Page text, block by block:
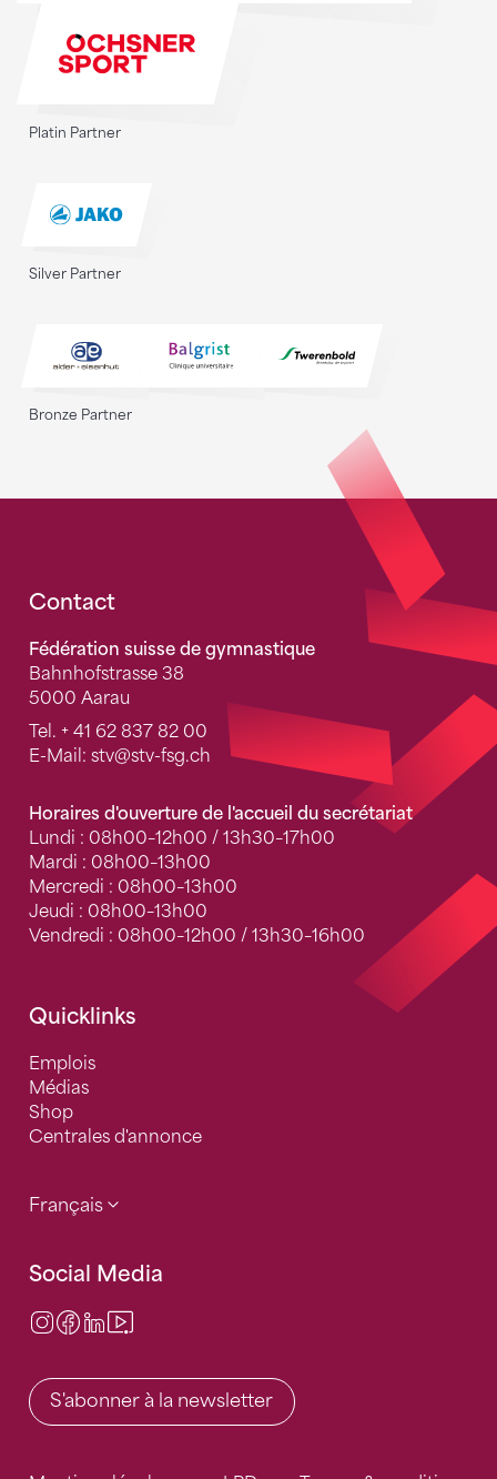
Platin Partner
Silver Partner
Bronze Partner
Fusszeile
Contact
Fédération suisse de gymnastique
Bahnhofstrasse 38
5000 Aarau
Tel. + 41 62 837 82 00
E-Mail: stv@stv-fsg.ch
Horaires d'ouverture de l'accueil du secrétariat
Lundi : 08h00–12h00 / 13h30–17h00
Mardi : 08h00–13h00
Mercredi : 08h00–13h00
Jeudi : 08h00–13h00
Vendredi : 08h00–12h00 / 13h30–16h00
Quicklinks
Emplois
Médias
Shop
Centrales d'annonce
Français
Social Media
Instagram
Facebook
LinkedIn
S'abonner à la newsletter